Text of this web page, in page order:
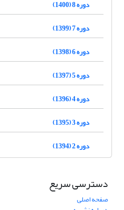
دوره 8 (1400)
دوره 7 (1399)
دوره 6 (1398)
دوره 5 (1397)
دوره 4 (1396)
دوره 3 (1395)
دوره 2 (1394)
دسترسی سریع
صفحه اصلی